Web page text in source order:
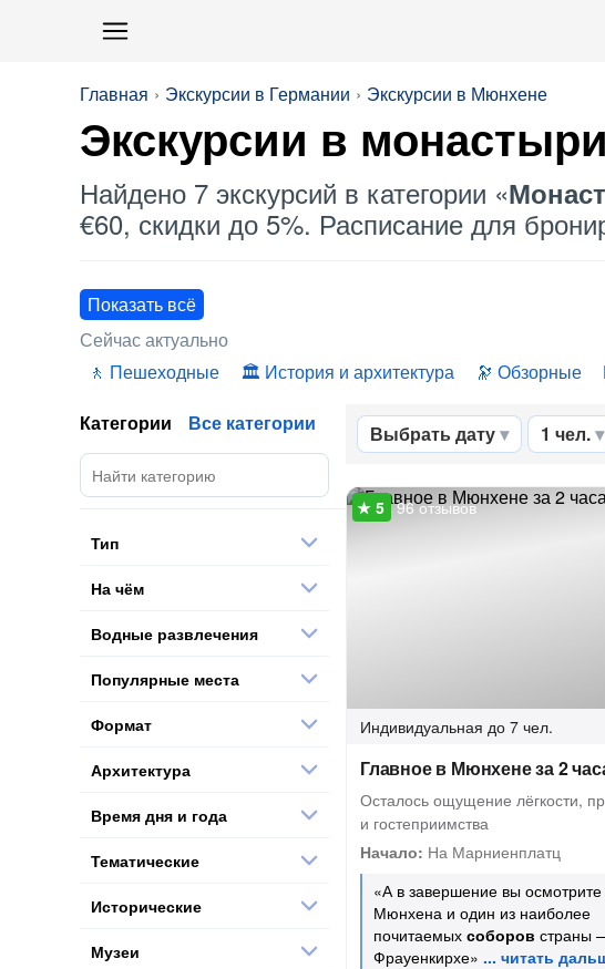
Главная Экскурсии в Германии Экскурсии в Мюнхене
Экскурсии в
Найдено 7 экскурсий в категории «
€60, скидки до 5%. Расписание для
Показать всё
Сейчас актуально
Пешеходные
История и архитектура Обзорные
Выбрать дату 1 чел.
96 отзывов
Индивидуальная до 7 чел.
Главное в Мюнхене за 2
Осталось ощущение лёгкости,
и гостеприимства
Начало: На Марниенплатц
«А в завершение вы
Мюнхена и один из наиболее
почитаемых соборов страны
Фрауенкирхе»
Категории Все категории
Тип
На чём
Водные развлечения
Популярные места
Формат
Архитектура
Время дня и года
Тематические
Исторические
Музеи